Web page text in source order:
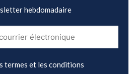
hebdomadaire
termes et les conditions